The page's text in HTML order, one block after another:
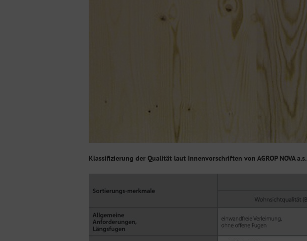
Klassifizierung der Qualität laut Innenvorschriften von AGROP NOVA a.s.